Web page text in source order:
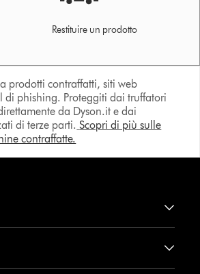
Restituire un prodotto
prodotti contraffatti, siti web
di phishing. Proteggiti dai truffatori
da Dyson.it e dai
di terze parti. Scopri di più sulle
contraffatte.